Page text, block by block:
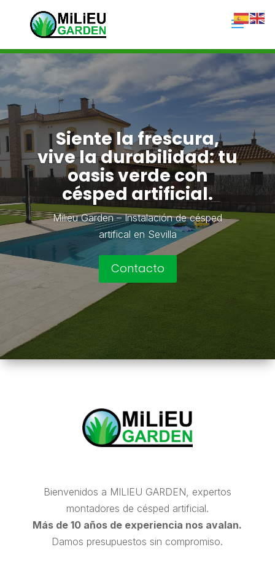
Siente la frescura,
vive la durabilidad: tu
oasis verde con
césped artificial.
Milieu Garden – Instalación de césped
artifical en Sevilla
Contacto
Bienvenidos a MILIEU GARDEN, expertos
montadores de césped artificial.
Más de 10 años de experiencia nos avalan.
Damos presupuestos sin compromiso.